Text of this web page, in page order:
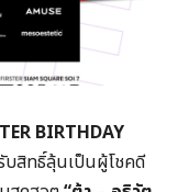
BIRTHDAY
บสิทธิ์ลุ้นเป็นผู้โชคดี